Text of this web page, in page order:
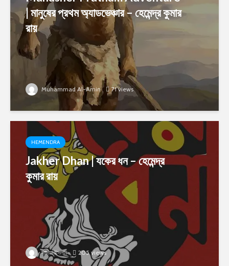
| মানুষের প্রথম অ্যাডভেঞ্চার – হেমেন্দ্র কুমার
রায়
Muhammad Al-Amin 71 views
HEMENDRA
Jakher Dhan | যকের ধন – হেমেন্দ্র
কুমার রায়
সাদিয়া ইসলাম 205 views